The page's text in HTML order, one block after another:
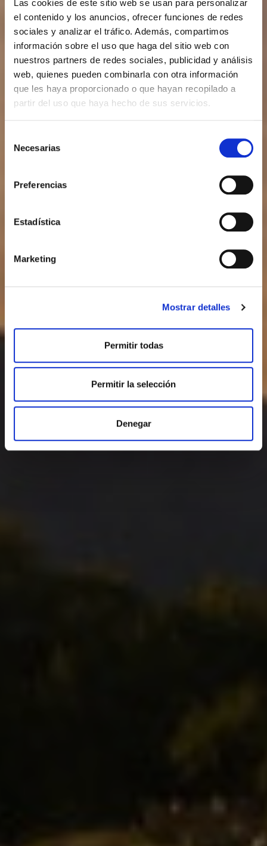
Las cookies de este sitio web se usan para personalizar
el contenido y los anuncios, ofrecer funciones de redes
sociales y analizar el tráfico. Además, compartimos
información sobre el uso que haga del sitio web con
nuestros partners de redes sociales, publicidad y análisis
web, quienes pueden combinarla con otra información
que les haya proporcionado o que hayan recopilado a
partir del uso que haya hecho de sus servicios.
Necesarias
Preferencias
Estadística
Marketing
Mostrar detalles
Permitir todas
Permitir la selección
Denegar